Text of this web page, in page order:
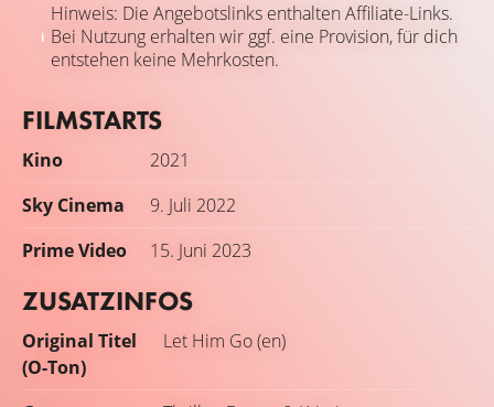
Hinweis: Die Angebotslinks enthalten Affiliate-Links.
Bei Nutzung erhalten wir ggf. eine Provision, für dich
entstehen keine Mehrkosten.
FILMSTARTS
Kino
2021
Sky Cinema
9. Juli 2022
Prime Video
15. Juni 2023
ZUSATZINFOS
Original Titel
(O-Ton)
Let Him Go (en)